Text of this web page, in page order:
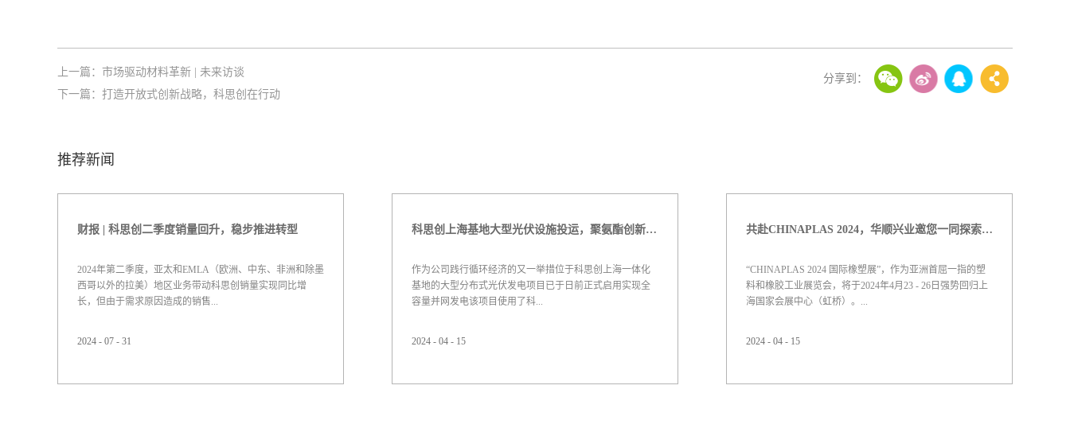
上一篇： 市场驱动材料革新 | 未来访谈
下一篇： 打造开放式创新战略，科思创在行动
推荐新闻
财报 | 科思创二季度销量回升，稳步推进转型
2024年第二季度，亚太和EMLA（欧洲、中东、非洲和除墨
西哥以外的拉美）地区业务带动科思创销量实现同比增
长，但由于需求原因造成的销售...
值持平。原材料价格的下降仅部分抵消了因需求因素造成
2024 - 07 - 31
科思创上海基地大型光伏设施投运，聚氨酯创新赋能绿色能源
作为公司践行循环经济的又一举措位于科思创上海一体化
基地的大型分布式光伏发电项目已于日前正式启用实现全
容量并网发电该项目使用了科...
面、停车场和闲置区域。项目于2024年1月下旬正式投运，
2024 - 04 - 15
共赴CHINAPLAS 2024，华顺兴业邀您一同探索，共塑未来！
“CHINAPLAS 2024 国际橡塑展”，作为亚洲首屈一指的塑
料和橡胶工业展览会，将于2024年4月23 - 26日强势回归上
海国家会展中心（虹桥）。...
新。顺应循环经济的趋势及满足行业的需求，公司不断推
2024 - 04 - 15